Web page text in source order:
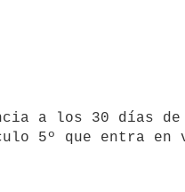
5º que entra en